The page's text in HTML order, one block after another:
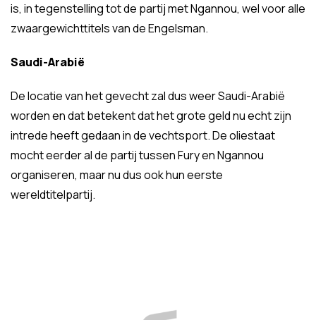
is, in tegenstelling tot de partij met Ngannou, wel voor alle
zwaargewichttitels van de Engelsman.
Saudi-Arabië
De locatie van het gevecht zal dus weer Saudi-Arabië
worden en dat betekent dat het grote geld nu echt zijn
intrede heeft gedaan in de vechtsport. De oliestaat
mocht eerder al de partij tussen Fury en Ngannou
organiseren, maar nu dus ook hun eerste
wereldtitelpartij.